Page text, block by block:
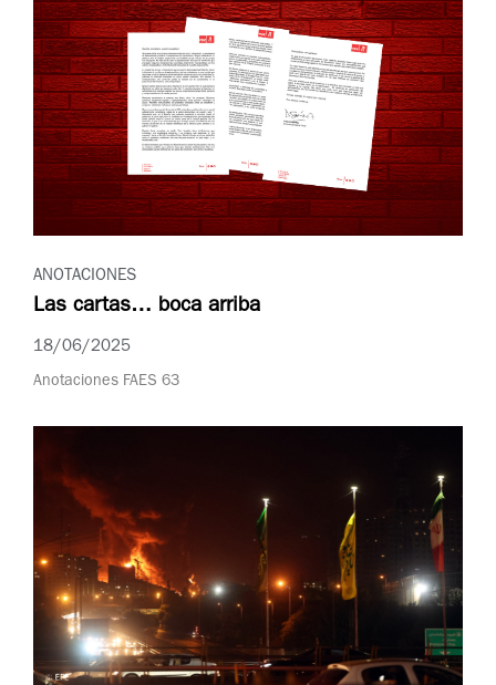
ANOTACIONES
Las cartas… boca arriba
18/06/2025
Anotaciones FAES 63